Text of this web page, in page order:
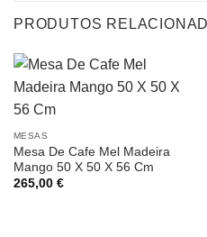
PRODUTOS
MESAS
Mesa De Cafe Mel Madeira
Mango 50 X 50 X 56 Cm
265,00 €